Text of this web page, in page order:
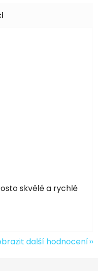
skvělé a rychlé
další hodnocení